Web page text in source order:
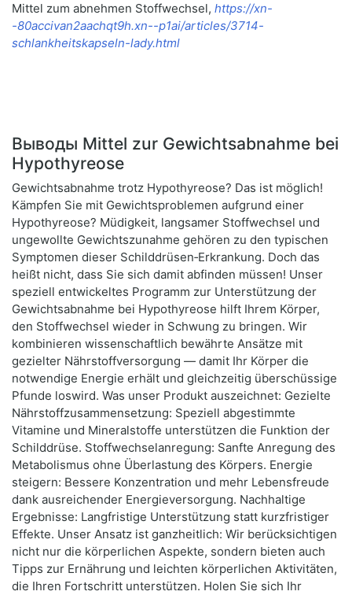
Mittel zum abnehmen Stoffwechsel, https://xn-
-80accivan2aachqt9h.xn--p1ai/articles/3714-
schlankheitskapseln-lady.html
Выводы Mittel zur Gewichtsabnahme bei
Hypothyreose
Gewichtsabnahme trotz Hypothyreose? Das ist möglich!
Kämpfen Sie mit Gewichtsproblemen aufgrund einer
Hypothyreose? Müdigkeit, langsamer Stoffwechsel und
ungewollte Gewichtszunahme gehören zu den typischen
Symptomen dieser Schilddrüsen‑Erkrankung. Doch das
heißt nicht, dass Sie sich damit abfinden müssen! Unser
speziell entwickeltes Programm zur Unterstützung der
Gewichtsabnahme bei Hypothyreose hilft Ihrem Körper,
den Stoffwechsel wieder in Schwung zu bringen. Wir
kombinieren wissenschaftlich bewährte Ansätze mit
gezielter Nährstoffversorgung — damit Ihr Körper die
notwendige Energie erhält und gleichzeitig überschüssige
Pfunde loswird. Was unser Produkt auszeichnet: Gezielte
Nährstoffzusammensetzung: Speziell abgestimmte
Vitamine und Mineralstoffe unterstützen die Funktion der
Schilddrüse. Stoffwechselanregung: Sanfte Anregung des
Metabolismus ohne Überlastung des Körpers. Energie
steigern: Bessere Konzentration und mehr Lebensfreude
dank ausreichender Energieversorgung. Nachhaltige
Ergebnisse: Langfristige Unterstützung statt kurzfristiger
Effekte. Unser Ansatz ist ganzheitlich: Wir berücksichtigen
nicht nur die körperlichen Aspekte, sondern bieten auch
Tipps zur Ernährung und leichten körperlichen Aktivitäten,
die Ihren Fortschritt unterstützen. Holen Sie sich Ihr